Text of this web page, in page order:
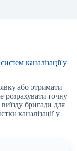
каналізації у
або отримати
розрахувати точну
бригади для
каналізації у